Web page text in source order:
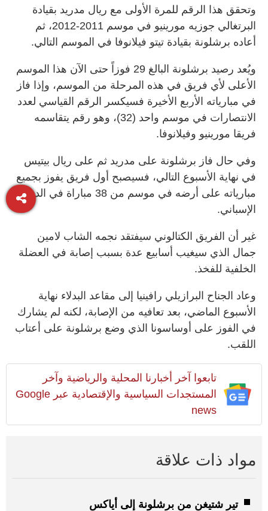
وتحقق هذا الرقم للمرة الأولى مع ريال مدريد بقيادة
البرتغالي جوزيه مورينيو في موسم 2011-2012، ثم
أعاده برشلونة بقيادة تيتو فيلانوفا في الموسم التالي.
ويُعد رصيد برشلونة البالغ 29 فوزاً حتى الآن هذا الموسم
الأعلى لأي فريق في هذه المرحلة من الموسم، وإذا فاز
في مبارياته الأربع الأخيرة فسيكسر الرقم القياسي لعدد
الانتصارات في موسم واحد (32)، وهو رقم يتقاسمه
فريقا مورينيو وفيلانوفا.
وفي حال فاز برشلونة على مدريد ثم على ريال بيتيس
في نهاية الأسبوع التالي، فسيصبح أول فريق يفوز بجميع
مبارياته على أرضه في موسم من 38 مباراة في الدوري
الإسباني.
غير أن الفريق الكتالوني سيفتقد نجمه الشاب لامين
جمال الذي سيغيب أسابيع عدة بسبب إصابة في العضلة
الخلفية للفخذ.
وعاد الجناح البرازيلي رافينيا إلى مقاعد البدلاء نهاية
الأسبوع الماضي، بعد تعافيه من الإصابة، لكنه لم يشارك
في الفوز على أوساسونا الذي وضع برشلونة على أعتاب
اللقب.
تابعوا آخر أخبارنا المحلية والرياضية وآخر
المستجدات السياسية والإقتصادية عبر Google
news
مواد ذات علاقة
تير شتيغن من برشلونة إلى أياكس